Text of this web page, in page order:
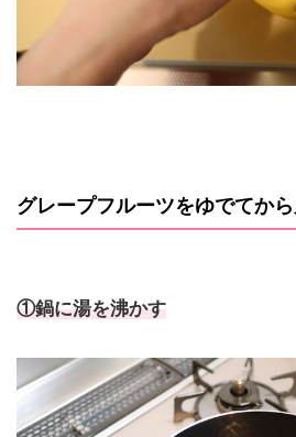
グレープフルーツをゆでてか
①鍋に湯を沸かす